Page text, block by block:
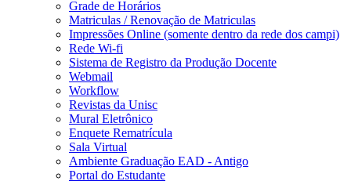
Grade de Horários
Matriculas / Renovação de Matriculas
Impressões Online (somente dentro da rede dos campi)
Rede Wi-fi
Sistema de Registro da Produção Docente
Webmail
Workflow
Revistas da Unisc
Mural Eletrônico
Enquete Rematrícula
Sala Virtual
Ambiente Graduação EAD - Antigo
Portal do Estudante